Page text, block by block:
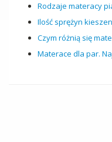
Rodzaje materacy
Ilość sprężyn
Czym różnią się
Materace dla par.